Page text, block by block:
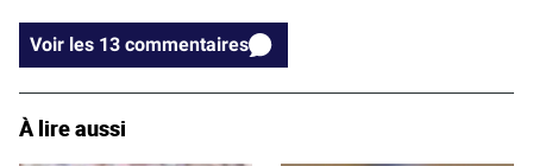
Voir les 13 commentaires
À lire aussi